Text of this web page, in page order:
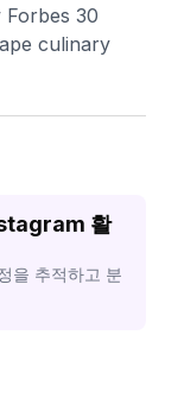
Forbes 30
culinary
활
을 추적하고 분